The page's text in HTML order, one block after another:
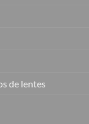
de lentes